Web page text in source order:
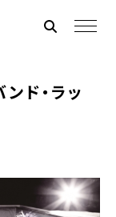
ド・ラッ